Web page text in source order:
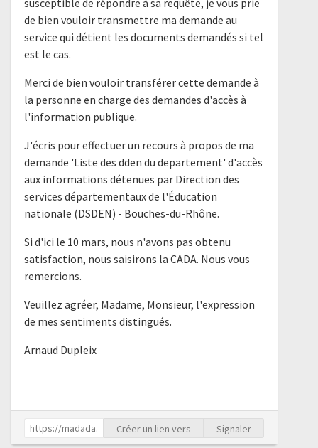
de bien vouloir transmettre ma demande au
service qui détient les documents demandés si tel
est le cas.
Merci de bien vouloir transférer cette demande à
la personne en charge des demandes d'accès à
l'information publique.
J'écris pour effectuer un recours à propos de ma
demande 'Liste des dden du departement' d'accès
aux informations détenues par Direction des
services départementaux de l'Éducation
nationale (DSDEN) - Bouches-du-Rhône.
Si d'ici le 10 mars, nous n'avons pas obtenu
satisfaction, nous saisirons la CADA. Nous vous
remercions.
Veuillez agréer, Madame, Monsieur, l'expression
de mes sentiments distingués.
Arnaud Dupleix
Créer un lien vers Signaler